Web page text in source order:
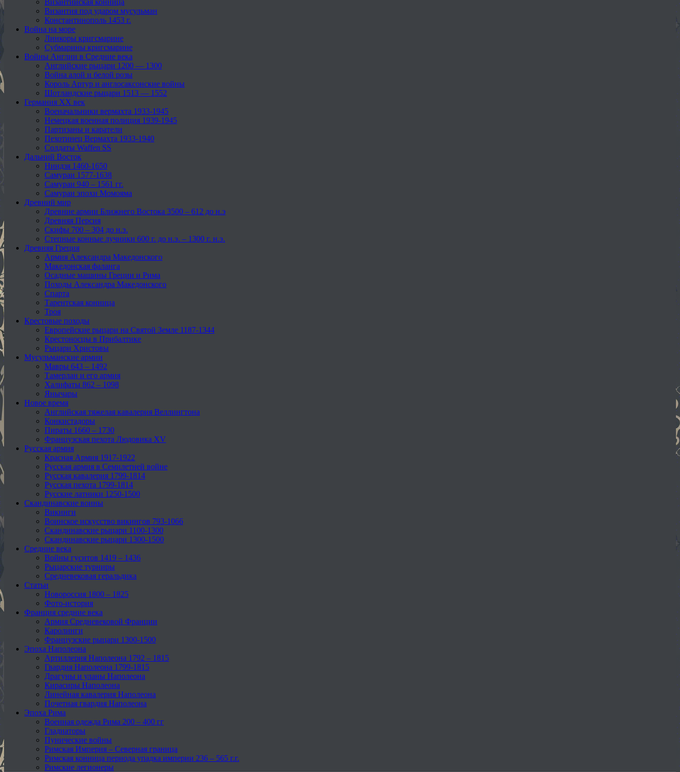
Византийская конница
Византия под ударом мусульман
Константинополь 1453 г.
Война на море
Линкоры кригсмарине
Субмарины кригсмарине
Войны Англии в Средние века
Английские рыцари 1200 — 1300
Война алой и белой розы
Король Артур и англосаксонские войны
Шотландские рыцари 1513 — 1552
Германия XX век
Военачальники вермахта 1933-1945
Немецкая военная полиция 1939-1945
Партизаны и каратели
Пехотинец Вермахта 1933-1940
Солдаты Waffen SS
Дальний Восток
Ниндзя 1460-1650
Самураи 1577-1638
Самураи 940 – 1561 гг.
Самураи эпохи Момояма
Древний мир
Древние армии Ближнего Востока 3500 – 612 до н.э
Древняя Персия
Скифы 700 – 304 до н.э.
Степные конные лучники 600 г. до н.э. – 1300 г. н.э.
Древняя Греция
Армия Александра Македонского
Македонская фаланга
Осадные машины Греции и Рима
Походы Александра Македонского
Спарта
Тарентская конница
Троя
Крестовые походы
Европейские рыцари на Святой Земле 1187-1344
Крестоносцы в Прибалтике
Рыцари Христовы
Мусульманские армии
Мавры 643 – 1492
Тамерлан и его армия
Халифаты 862 – 1098
Янычары
Новое время
Английская тяжелая кавалерия Веллингтона
Конкистадоры
Пираты 1660 – 1730
Французская пехота Людовика XV
Русская армия
Красная Армия 1917-1922
Русская армия в Семилетней войне
Русская кавалерия 1799-1814
Русская пехота 1799-1814
Русские латники 1250-1500
Скандинавские воины
Викинги
Воинское искусство викингов 793-1066
Скандинавские рыцари 1100-1300
Скандинавские рыцари 1300-1500
Средние века
Войны гуситов 1419 – 1436
Рыцарские турниры
Средневековая геральдика
Статьи
Новороссия 1800 – 1825
Фото-история
Франция средние века
Армия Средневековой Франции
Каролинги
Французские рыцари 1300-1500
Эпоха Наполеона
Артиллерия Наполеона 1792 – 1815
Гвардия Наполеона 1799-1815
Драгуны и уланы Наполеона
Кирасиры Наполеона
Линейная кавалерия Наполеона
Почетная гвардия Наполеона
Эпоха Рима
Военная одежда Рима 200 – 400 гг
Гладиаторы
Пунические войны
Римская Империя – Северная граница
Римская конница периода упадка империи 236 – 565 г.г.
Римские легионеры